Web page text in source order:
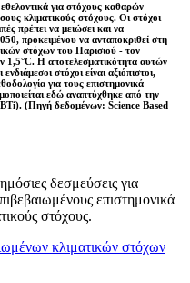
για στόχους καθαρών
κλιματικούς στόχους. Οι στόχοι
πρέπει να μειώσει και να
προκειμένου να ανταποκριθεί στη
στόχων του Παρισιού - τον
1,5°C. Η αποτελεσματικότητα αυτών
στόχοι είναι αξιόπιστοι,
για τους επιστημονικά
εδώ αναπτύχθηκε από την
(Πηγή δεδομένων: Science Based
δεσμεύσεις για
επιστημονικά
στόχους.
κλιματικών στόχων